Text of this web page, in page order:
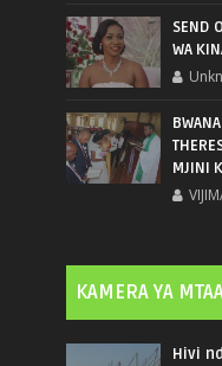
SEND
WA
MJINI
KAMERA YA
Hivi